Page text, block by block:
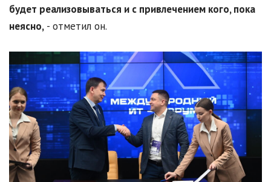
будет реализовываться и с привлечением кого, пока
неясно, - отметил он.